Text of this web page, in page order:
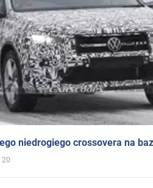
niedrogiego crossovera na
20